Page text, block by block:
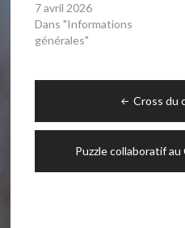
7 avril 2026
Dans "Informations
générales"
l’article
Cross du
Puzzle collaboratif